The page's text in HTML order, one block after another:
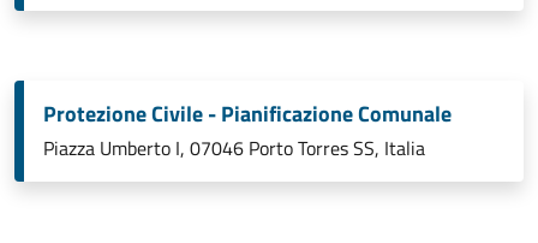
Protezione Civile - Pianificazione Comunale
Piazza Umberto I, 07046 Porto Torres SS, Italia